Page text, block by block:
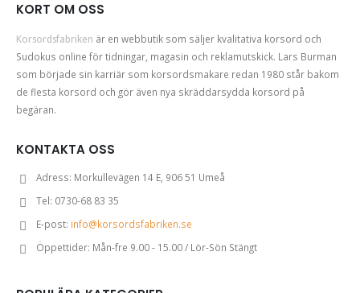
KORT OM OSS
Korsordsfabriken är en webbutik som säljer kvalitativa korsord och
Sudokus online för tidningar, magasin och reklamutskick. Lars Burman
som började sin karriär som korsordsmakare redan 1980 står bakom
de flesta korsord och gör även nya skräddarsydda korsord på
begäran.
KONTAKTA OSS
Adress: Morkullevägen 14 E, 906 51 Umeå
Tel: 0730-68 83 35
E-post: info@korsordsfabriken.se
Öppettider: Mån-fre 9.00 - 15.00 / Lör-Sön Stängt